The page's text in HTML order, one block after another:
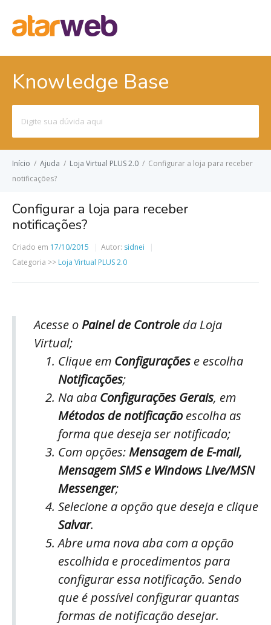
Knowledge Base
por:
Início / Ajuda / Loja Virtual PLUS 2.0 / Configurar a loja para receber
notificações?
Configurar a loja para receber
notificações?
Criado em 17/10/2015 Autor: sidnei
Categoria >> Loja Virtual PLUS 2.0
Acesse oPainel de Controleda Loja
Virtual;
Clique em Configurações e escolha
Notificações;
Na aba Configurações Gerais, em
Métodos de notificação escolha as
forma que deseja ser notificado;
Com opções:Mensagem de E-mail,
Mensagem SMS e Windows Live/MSN
Messenger;
Selecione a opção que deseja e clique
Salvar.
Abre uma nova aba com a opção
escolhida e procedimentos para
configurar essa notificação. Sendo
que é possível configurar quantas
formas de notificação desejar.